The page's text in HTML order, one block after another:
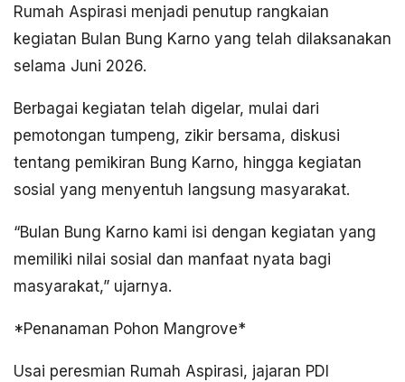
Rumah Aspirasi menjadi penutup rangkaian
kegiatan Bulan Bung Karno yang telah dilaksanakan
selama Juni 2026.
Berbagai kegiatan telah digelar, mulai dari
pemotongan tumpeng, zikir bersama, diskusi
tentang pemikiran Bung Karno, hingga kegiatan
sosial yang menyentuh langsung masyarakat.
“Bulan Bung Karno kami isi dengan kegiatan yang
memiliki nilai sosial dan manfaat nyata bagi
masyarakat,” ujarnya.
*Penanaman Pohon Mangrove*
Usai peresmian Rumah Aspirasi, jajaran PDI